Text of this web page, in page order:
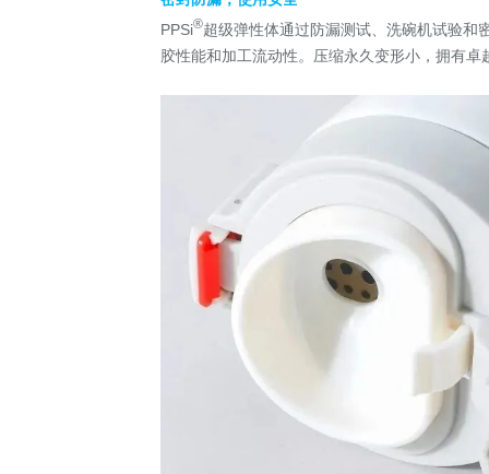
PPSi®超级弹性体通过防漏测试、洗碗机试验和
胶性能和加工流动性。压缩永久变形小，拥有